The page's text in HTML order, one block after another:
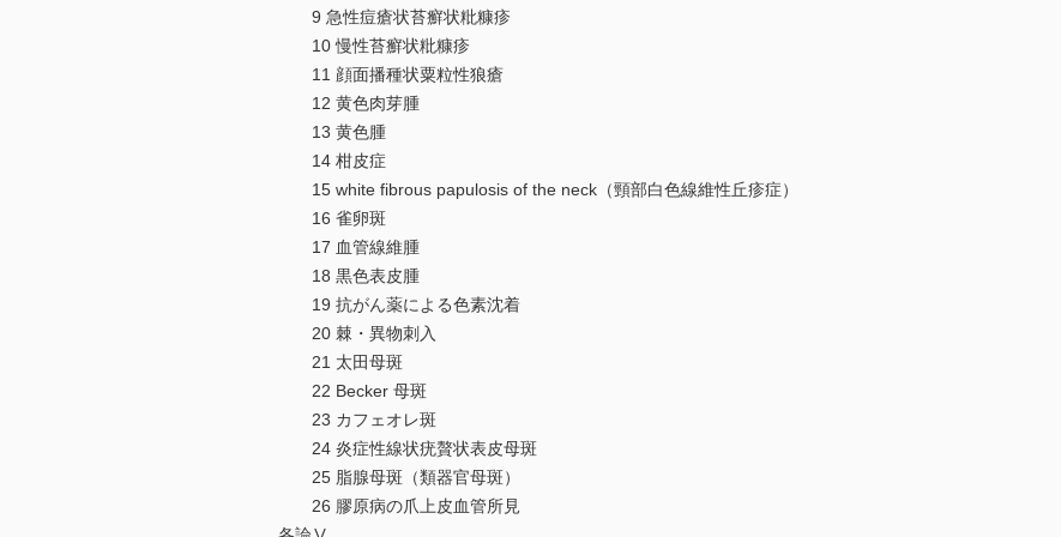
9 急性痘瘡状苔癬状粃糠疹
10 慢性苔癬状粃糠疹
11 顔面播種状粟粒性狼瘡
12 黄色肉芽腫
13 黄色腫
14 柑皮症
15 white fibrous papulosis of the neck（頸部白色線維性丘疹症）
16 雀卵斑
17 血管線維腫
18 黒色表皮腫
19 抗がん薬による色素沈着
20 棘・異物刺入
21 太田母斑
22 Becker 母斑
23 カフェオレ斑
24 炎症性線状疣贅状表皮母斑
25 脂腺母斑（類器官母斑）
26 膠原病の爪上皮血管所見